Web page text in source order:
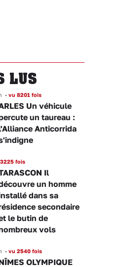
LUS
• vu 8201 fois
Un véhicule
un taureau :
Anticorrida
fois
Il
un homme
dans sa
secondaire
le butin de
vols
• vu 2540 fois
OLYMPIQUE